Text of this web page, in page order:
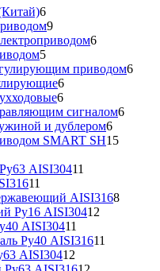
6
9
6
5
приводом6
6
6
сигналом6
и дублером6
SMART SH15
AISI30411
11
AISI3168
Ру16 AISI30412
AISI30411
Ру40 AISI31611
AISI30412